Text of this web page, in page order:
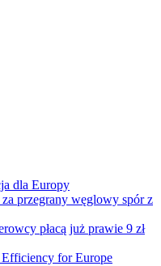
dla Europy
za przegrany węglowy spór z
płacą już prawie 9 zł
for Europe